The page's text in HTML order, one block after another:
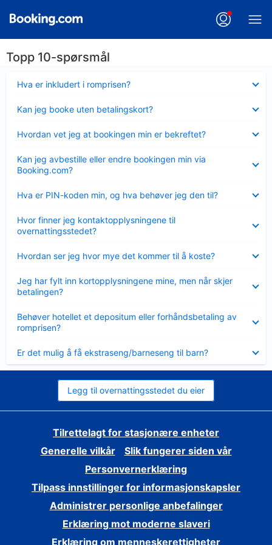
Topp 10-spørsmål
Hva er inkludert i romprisen?
mindre
Kan jeg booke uten betalingskort?
mindre
Hvordan vet jeg at bookingen min er bekreftet?
mindre
Kan jeg avbestille eller endre bookingen min via
Booking.com?
mindre
Hva er PIN-koden min, og hva behøver jeg den til?
mindre
Hvor finner jeg kontaktopplysningene til
overnattingsstedet?
mindre
Hvordan ser jeg hvor mye det kommer til å koste?
mindre
Jeg har fylt inn kortopplysningene mine, men når skjer
betalingen?
mindre
Behøver hotellet et depositum eller forhåndsbetaling av
romprisen?
mindre
Er det mulig å få ekstraseng/barneseng til barn?
mindre
Legg til overnattingsstedet du eier
Tilrettelagt for stasjonære enheter
Generelle vilkår
Slik fungerer siden vår
Personvernerklæring
Tilpass innstillinger for informasjonskapsler
Administrer personlige anbefalinger
Erklæring mot moderne slaveri
Erklæring om menneskerettigheter